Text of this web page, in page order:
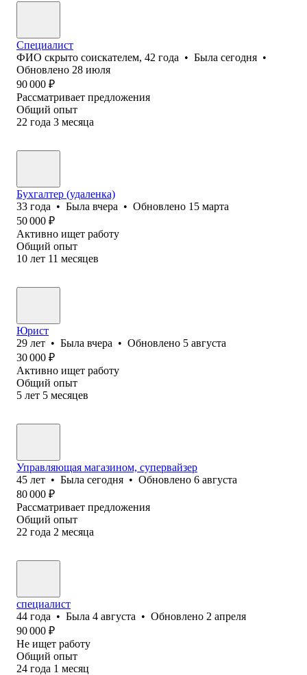
Специалист
ФИО скрыто соискателем, 42 года • Была сегодня •
Обновлено 28 июля
90 000 ₽
Рассматривает предложения
Общий опыт
22 года 3 месяца
Бухгалтер (удаленка)
33 года • Была вчера • Обновлено 15 марта
50 000 ₽
Активно ищет работу
Общий опыт
10 лет 11 месяцев
Юрист
29 лет • Была вчера • Обновлено 5 августа
30 000 ₽
Активно ищет работу
Общий опыт
5 лет 5 месяцев
Управляющая магазином, супервайзер
45 лет • Была сегодня • Обновлено 6 августа
80 000 ₽
Рассматривает предложения
Общий опыт
22 года 2 месяца
специалист
44 года • Была 4 августа • Обновлено 2 апреля
90 000 ₽
Не ищет работу
Общий опыт
24 года 1 месяц